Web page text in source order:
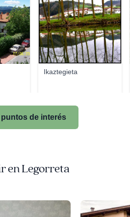
Ikaztegieta
de interés
en Legorreta